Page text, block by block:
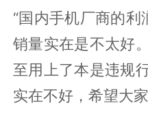
“国内手机厂商的
销量实在是不太好
至用上了本是违规
实在不好，希望大